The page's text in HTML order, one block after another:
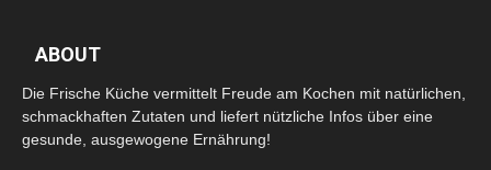
ABOUT
Die Frische Küche vermittelt Freude am Kochen mit natürlichen,
schmackhaften Zutaten und liefert nützliche Infos über eine
gesunde, ausgewogene Ernährung!